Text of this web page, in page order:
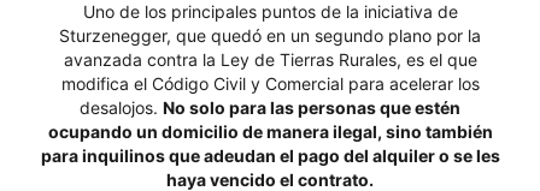
Uno de los principales puntos de la iniciativa de
Sturzenegger, que quedó en un segundo plano por la
avanzada contra la Ley de Tierras Rurales, es el que
modifica el Código Civil y Comercial para acelerar los
desalojos. No solo para las personas que estén
ocupando un domicilio de manera ilegal, sino también
para inquilinos que adeudan el pago del alquiler o se les
haya vencido el contrato.